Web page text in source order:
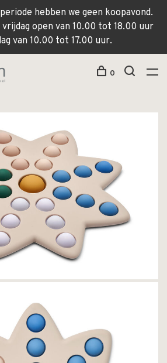
hebben we geen koopavond.
open van 10.00 tot 18.00 uur
van 10.00 tot 17.00 uur.
0